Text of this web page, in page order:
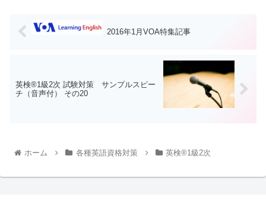
2016年1月VOA特集記事
英検®1級2次 試験対策 サンプルスピー
チ（音声付） その20
ホーム 各種英語資格対策 英検®1級2次